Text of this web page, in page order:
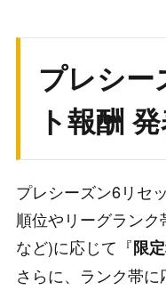
プレシー
ト報酬 発
プレシーズン6リセ
順位やリーグラン
など)に応じて『限
さらに、ランク帯に